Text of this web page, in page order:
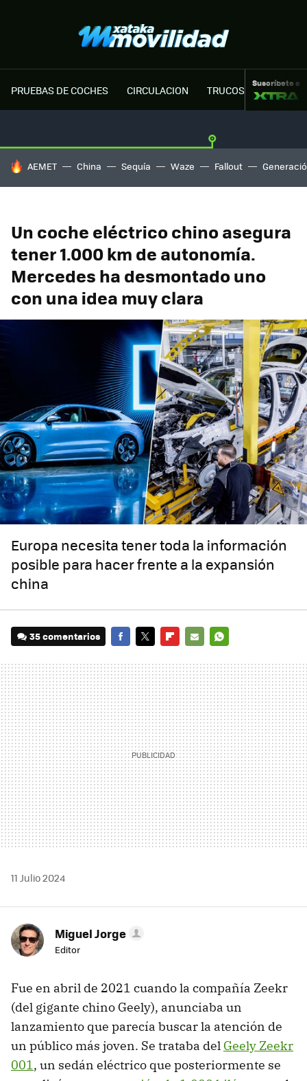
PRUEBAS DE COCHES CIRCULACION TRUCOS MOTOR
Suscríbete a
HOY SE HABLA DE
AEMET China Sequía Waze Fallout
Un coche eléctrico chino asegura
tener 1.000 km de autonomía.
Mercedes ha desmontado uno
con una idea muy clara
Europa necesita tener toda la información
posible para hacer frente a la expansión
china
35 comentarios
MAIL
11 Julio 2024
Miguel Jorge
Editor
Fue en abril de 2021 cuando la compañía Zeekr
(del gigante chino Geely), anunciaba un
lanzamiento que parecía buscar la atención de
un público más joven. Se trataba del Geely Zeekr
001, un sedán eléctrico que posteriormente se